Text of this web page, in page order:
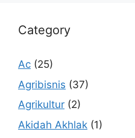
Category
Ac (25)
Agribisnis (37)
Agrikultur (2)
Akidah Akhlak (1)